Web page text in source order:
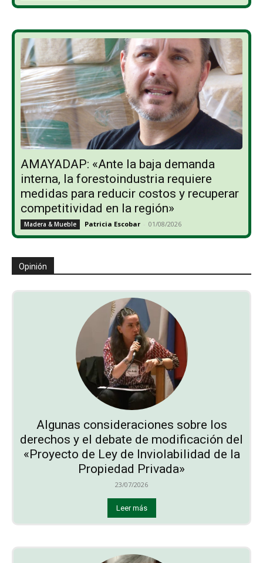
AMAYADAP: «Ante la baja demanda
interna, la forestoindustria requiere
medidas para reducir costos y recuperar
competitividad en la región»
Madera & Mueble Patricia Escobar - 01/08/2026
Opinión
Algunas consideraciones sobre los
derechos y el debate de modificación del
«Proyecto de Ley de Inviolabilidad de la
Propiedad Privada»
23/07/2026
Leer más